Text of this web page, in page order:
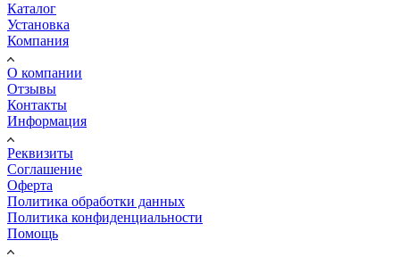
Каталог
Установка
Компания
О компании
Отзывы
Контакты
Информация
Реквизиты
Соглашение
Оферта
Политика обработки данных
Политика конфиденциальности
Помощь